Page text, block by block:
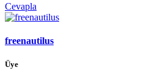
Cevapla
freenautilus
Üye